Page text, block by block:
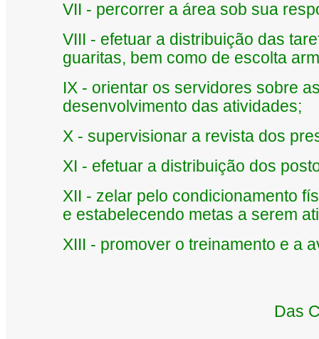
VII - percorrer a área sob sua
VIII - efetuar a distribuição das
guaritas, bem como de escolta
IX - orientar os servidores sobre
desenvolvimento das atividades;
X - supervisionar a revista dos
XI - efetuar a distribuição dos
XII - zelar pelo condicionamento
e estabelecendo metas a serem
XIII - promover o treinamento e a
Das